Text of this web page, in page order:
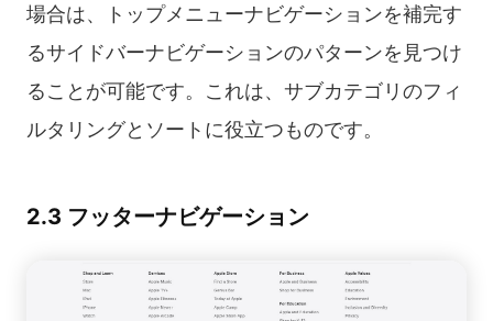
場合は、トップメニューナビゲーションを補完す
るサイドバーナビゲーションのパターンを見つけ
ることが可能です。これは、サブカテゴリのフィ
ルタリングとソートに役立つものです。
2.3 フッターナビゲーション